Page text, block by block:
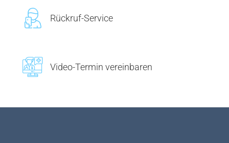
Rückruf-Service
Video-Termin vereinbaren